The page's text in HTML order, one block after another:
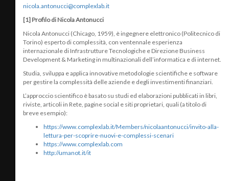
nicola.antonucci@complexlab.it
[1] Profilo di Nicola Antonucci
Nicola Antonucci (Chicago, 1959), è ingegnere elettronico (Politecnico di
Torino) esperto di complessità, con ventennale esperienza
internazionale di Infrastrutture Tecnologiche e Direzione Business
Development & Marketing in multinazionali dell’informatica e di internet.
Studia, sviluppa e applica innovative metodologie scientifiche e software
per gestire la complessità delle aziende e degli investimenti finanziari.
L’approccio scientifico è basato su studi ed elaborazioni pubblicati in libri,
riviste, articoli in Rete, pagine social e siti proprietari, quali (a titolo di
breve esempio):
https://www.complexlab.it/Members/nicolaantonucci/invito-alla-
lettura-per-scoprire-nuovi-e-complessi-scenari
https://www.complexlab.com
http://umanot.it/it